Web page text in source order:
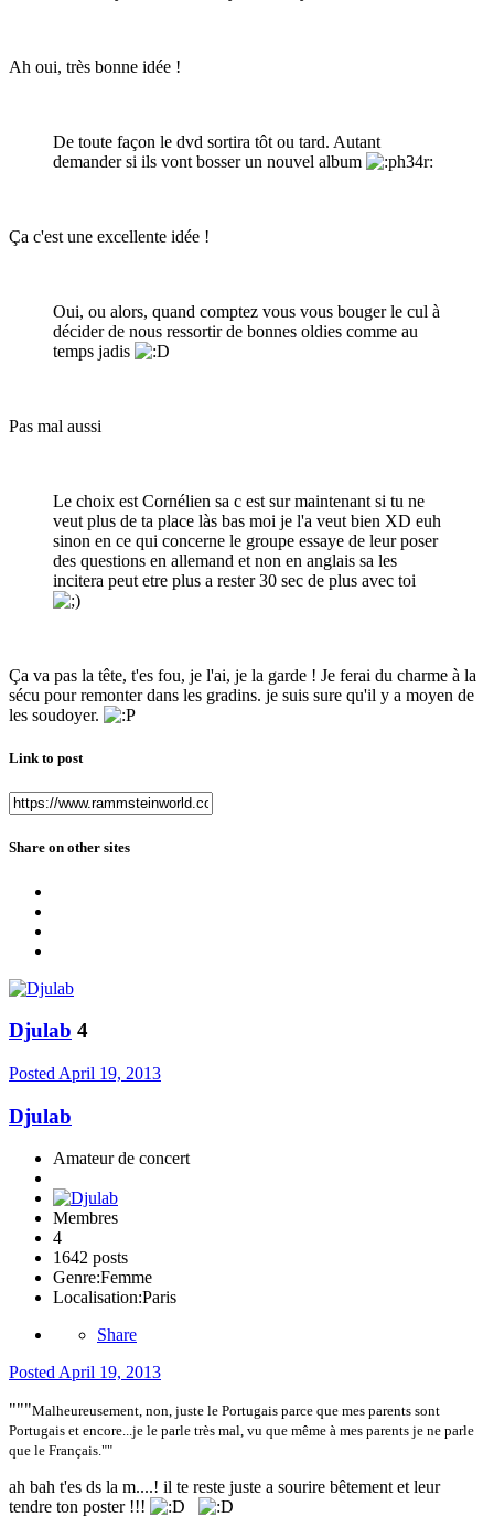
Ah oui, très bonne idée !
De toute façon le dvd sortira tôt ou tard. Autant
demander si ils vont bosser un nouvel album
Ça c'est une excellente idée !
Oui, ou alors, quand comptez vous vous bouger le cul à
décider de nous ressortir de bonnes oldies comme au
temps jadis
Pas mal aussi
Le choix est Cornélien sa c est sur maintenant si tu ne
veut plus de ta place làs bas moi je l'a veut bien XD euh
sinon en ce qui concerne le groupe essaye de leur poser
des questions en allemand et non en anglais sa les
incitera peut etre plus a rester 30 sec de plus avec toi
Ça va pas la tête, t'es fou, je l'ai, je la garde ! Je ferai du charme à la
sécu pour remonter dans les gradins. je suis sure qu'il y a moyen de
les soudoyer.
Link to post
Share on other sites
Djulab 4
Posted April 19, 2013
Djulab
Amateur de concert
Membres
4
1642 posts
Genre:Femme
Localisation:Paris
Share
PostedApril 19, 2013
"""Malheureusement, non, juste le Portugais parce que mes parents sont
Portugais et encore...je le parle très mal, vu que même à mes parents je ne parle
que le Français.""
​ah bah t'es ds la m....! il te reste juste a sourire bêtement et leur
tendre ton poster !!!